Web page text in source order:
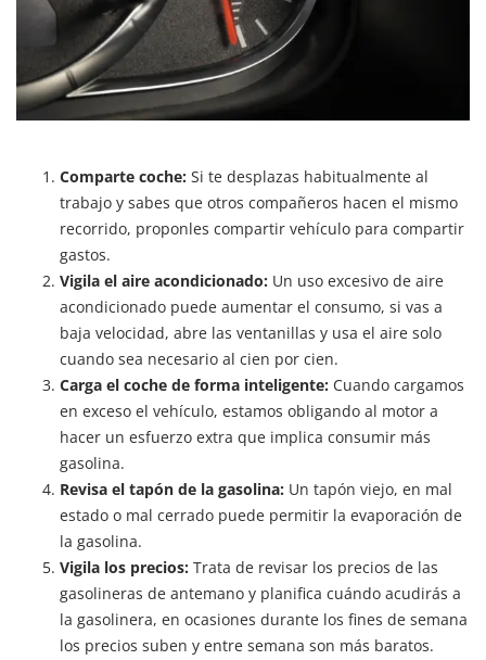
Comparte coche: Si te desplazas habitualmente al
trabajo y sabes que otros compañeros hacen el mismo
recorrido, proponles compartir vehículo para compartir
gastos.
Vigila el aire acondicionado: Un uso excesivo de aire
acondicionado puede aumentar el consumo, si vas a
baja velocidad, abre las ventanillas y usa el aire solo
cuando sea necesario al cien por cien.
Carga el coche de forma inteligente: Cuando cargamos
en exceso el vehículo, estamos obligando al motor a
hacer un esfuerzo extra que implica consumir más
gasolina.
Revisa el tapón de la gasolina: Un tapón viejo, en mal
estado o mal cerrado puede permitir la evaporación de
la gasolina.
Vigila los precios: Trata de revisar los precios de las
gasolineras de antemano y planifica cuándo acudirás a
la gasolinera, en ocasiones durante los fines de semana
los precios suben y entre semana son más baratos.